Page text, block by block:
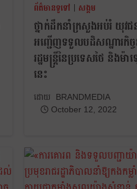
ព័ត៌មានទូទៅ | សង្គម
ថ្នាក់ដឹកនាំក្រសួងអប់រំ​ យុវ
អញ្ជើញទទួលបដិសណ្ឋារកិច្ចរ
រដ្ឋមន្ត្រីនៃប្រទេសថៃ និងម៉
នេះ
BRANDMEDIA
October 12, 2022